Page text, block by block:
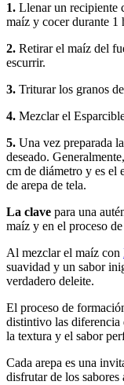
1. Llenar un recipiente
maíz y cocer durante 1
2. Retirar el maíz del
escurrir.
3. Triturar los granos
4. Mezclar el
5. Una vez preparada
deseado.
cm de diámetro y es el
de arepa de tela.
La clave para una
maíz y en el proceso
Al mezclar el maíz con
suavidad y un sabor
verdadero deleite.
El proceso de
distintivo las diferencia
la textura y el sabor
Cada arepa es una
disfrutar de los